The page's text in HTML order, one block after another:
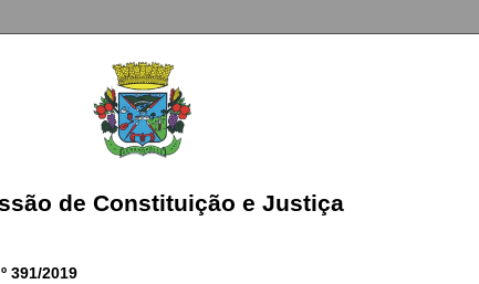
de Constituição e Justiça
391/2019